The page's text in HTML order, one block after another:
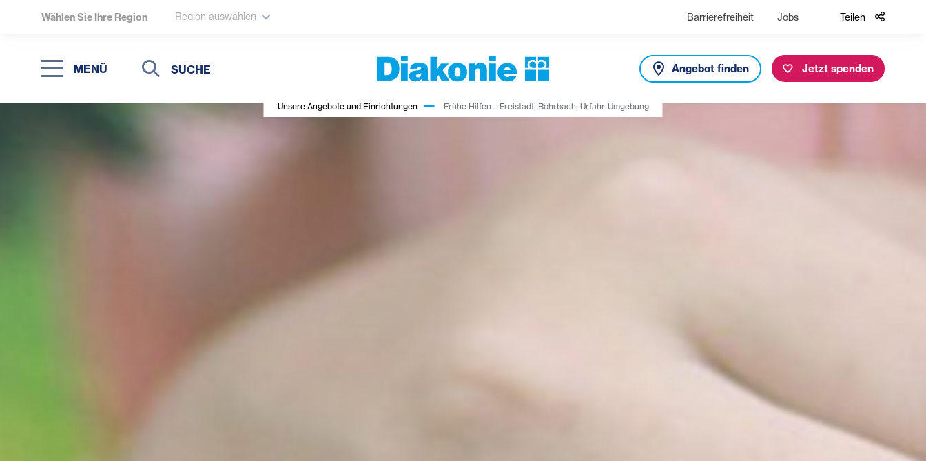
Wählen Sie Ihre Region Region auswählen Barrierefreiheit Jobs Teilen
MENÜ
Suche
Suche
Angebot finden Jetzt spenden
Unsere Angebote und Einrichtungen Frühe Hilfen – Freistadt, Rohrbach, Urfahr-Umgebung